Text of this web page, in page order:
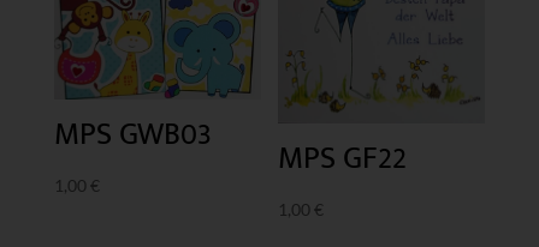
MPS GWB03
1,00 €
MPS GF22
1,00 €